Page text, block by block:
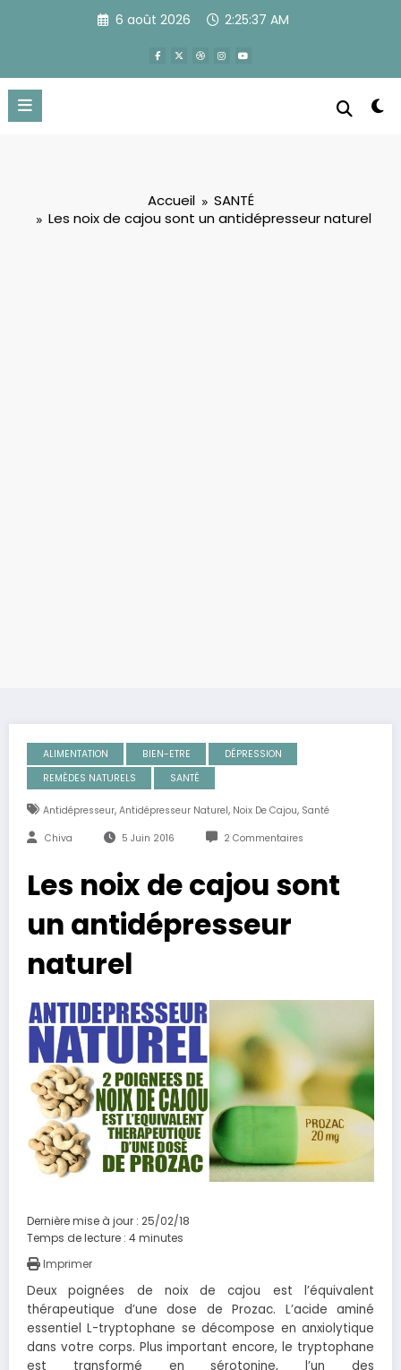
6 août 2026 2:25:38 AM
Accueil
SANTÉ
Les noix de cajou sont un antidépresseur naturel
ALIMENTATION BIEN-ETRE
DÉPRESSION
REMÈDES NATURELS
SANTÉ
Antidépresseur, Antidépresseur Naturel, Noix De Cajou, Santé
Chiva 5 Juin 2016 2 Commentaires
Les noix de cajou sont
un antidépresseur
naturel
Dernière mise à jour : 25/02/18
Temps de lecture : 4minutes
Imprimer
Deux poignées de noix de cajou est l’équivalent
thérapeutique d’une dose de Prozac. L’acide aminé
essentiel L-tryptophane se décompose en anxiolytique
dans votre corps. Plus important encore, le tryptophane
est transformé en sérotonine, l’un des